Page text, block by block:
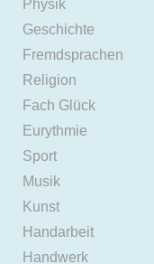
Physik
Geschichte
Fremdsprachen
Religion
Fach Glück
Eurythmie
Sport
Musik
Kunst
Handarbeit
Handwerk